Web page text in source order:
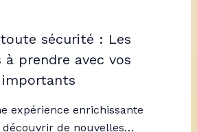
sécurité : Les
à prendre avec vos
expérience enrichissante
de nouvelles…